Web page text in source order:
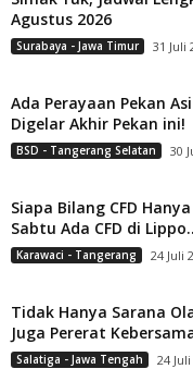
Agustus 2026
Surabaya - Jawa Timur 31 Juli
Ada Perayaan Pekan Asi
Digelar Akhir Pekan ini!
BSD - Tangerang Selatan 30
Siapa Bilang CFD
Sabtu Ada CFD di
Karawaci - Tangerang 24 Juli
Tidak Hanya Sarana
Juga Pererat
Salatiga - Jawa Tengah 24